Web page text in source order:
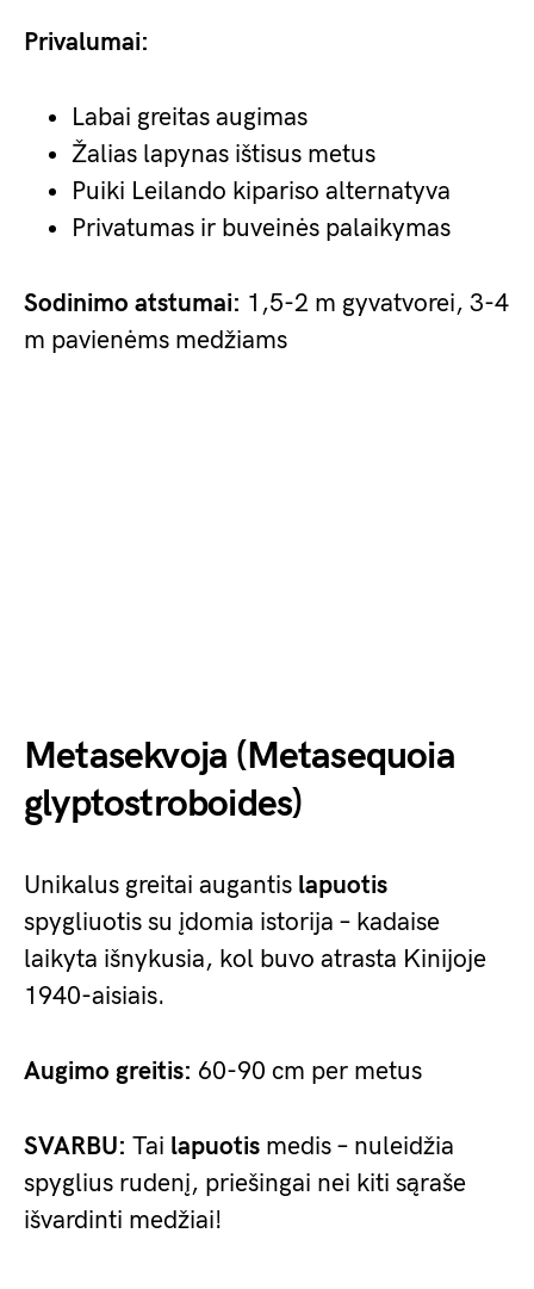
Privalumai:
Labai greitas augimas
Žalias lapynas ištisus metus
Puiki Leilando kipariso alternatyva
Privatumas ir buveinės palaikymas
Sodinimo atstumai: 1,5-2 m gyvatvorei, 3-4
m pavienėms medžiams
Metasekvoja (Metasequoia
glyptostroboides)
Unikalus greitai augantis lapuotis
spygliuotis su įdomia istorija – kadaise
laikyta išnykusia, kol buvo atrasta Kinijoje
1940-aisiais.
Augimo greitis: 60-90 cm per metus
SVARBU: Tai lapuotis medis – nuleidžia
spyglius rudenį, priešingai nei kiti sąraše
išvardinti medžiai!